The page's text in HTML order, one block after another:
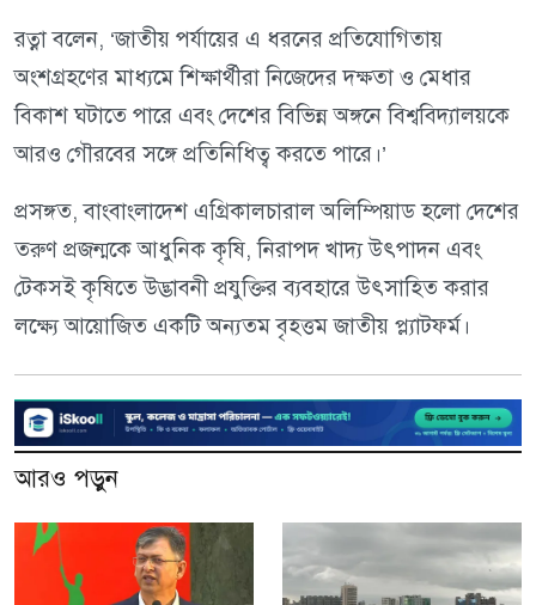
রত্না বলেন, ‘জাতীয় পর্যায়ের এ ধরনের প্রতিযোগিতায়
অংশগ্রহণের মাধ্যমে শিক্ষার্থীরা নিজেদের দক্ষতা ও মেধার
বিকাশ ঘটাতে পারে এবং দেশের বিভিন্ন অঙ্গনে বিশ্ববিদ্যালয়কে
আরও গৌরবের সঙ্গে প্রতিনিধিত্ব করতে পারে।’
প্রসঙ্গত, বাংবাংলাদেশ এগ্রিকালচারাল অলিম্পিয়াড হলো দেশের
তরুণ প্রজন্মকে আধুনিক কৃষি, নিরাপদ খাদ্য উৎপাদন এবং
টেকসই কৃষিতে উদ্ভাবনী প্রযুক্তির ব্যবহারে উৎসাহিত করার
লক্ষ্যে আয়োজিত একটি অন্যতম বৃহত্তম জাতীয় প্ল্যাটফর্ম।
আরও পড়ুন